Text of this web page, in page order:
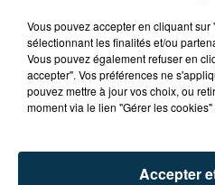
Lieu
20
42000
Vous pouvez accepter en cliquant
sélectionnant les finalités et/ou
Vous pouvez également refuser en
accepter". Vos préférences ne
pouvez mettre à jour vos choix, ou
moment via le lien "Gérer les
Accepter